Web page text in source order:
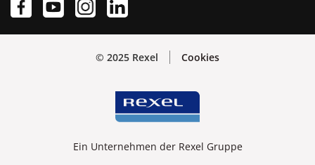
© 2025 Rexel Cookies
Ein Unternehmen der Rexel Gruppe